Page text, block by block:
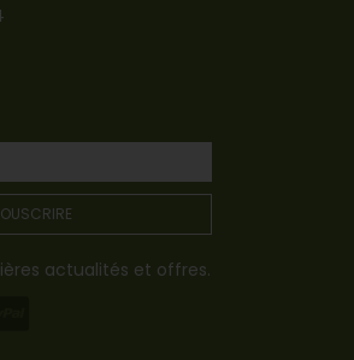
actualités et offres.